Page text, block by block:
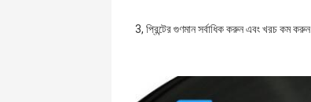
3, প্রিন্টের গুণমান সর্বাধিক করুন এবং খরচ কম করুন